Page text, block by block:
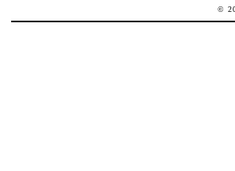
©